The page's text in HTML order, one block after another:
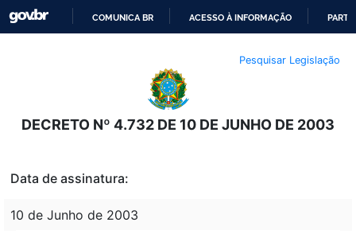
O
CONTEÚDO
COMUNICA BR ACESSO À INFORMAÇÃO
Pesquisar Legislação
DECRETO Nº 4.732 DE 10 DE JUNHO DE 2003
Data de assinatura:
10 de Junho de 2003